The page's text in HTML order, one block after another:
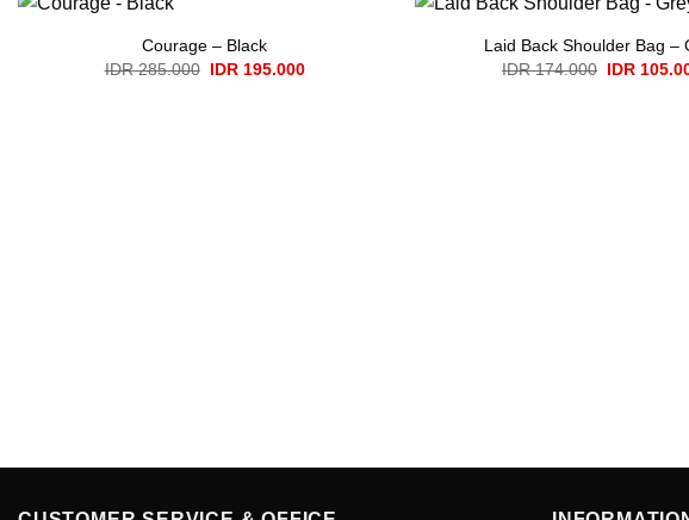
Courage – Black
IDR285.000 Original
IDR195.000Current
Laid Back Shoulder Bag –
IDR174.000 Original
IDR